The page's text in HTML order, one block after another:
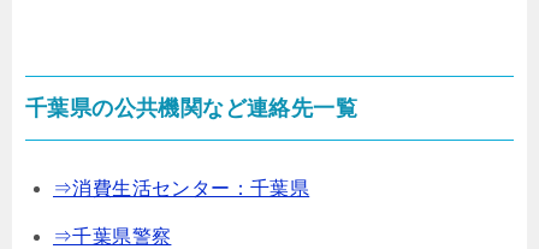
千葉県の公共機関など連絡先一覧
⇒消費生活センター：千葉県
⇒千葉県警察